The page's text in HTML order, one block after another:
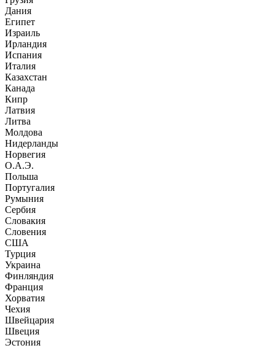
Дания
Египет
Израиль
Ирландия
Испания
Италия
Казахстан
Канада
Кипр
Латвия
Литва
Молдова
Нидерланды
Норвегия
О.А.Э.
Польша
Португалия
Румыния
Сербия
Словакия
Словения
США
Турция
Украина
Финляндия
Франция
Хорватия
Чехия
Швейцария
Швеция
Эстония